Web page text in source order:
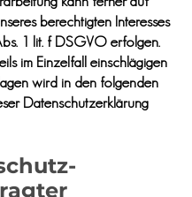
berechtigten Interesses
1 lit. f DSGVO erfolgen.
im Einzelfall einschlägigen
wird in den folgenden
Datenschutzerklärung